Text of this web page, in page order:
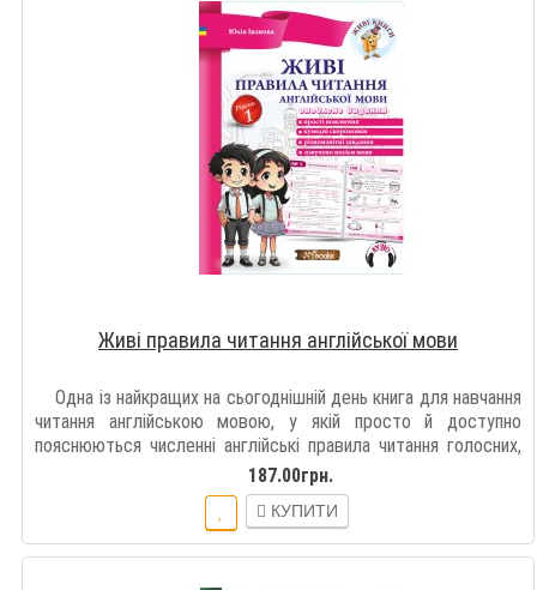
Живі правила читання англійської мови
Одна із найкращих на сьогоднішній день книга для навчання
читання англійською мовою, у якій просто й доступно
пояснюються численні англійські правила читання голосних,
187.00грн.
КУПИТИ